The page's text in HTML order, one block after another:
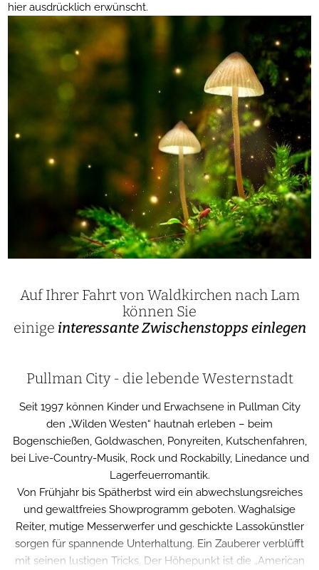
hier ausdrücklich erwünscht.
Auf Ihrer Fahrt von Waldkirchen nach Lam
können Sie
einige interessante Zwischenstopps einlegen
Pullman City - die lebende Westernstadt
Seit 1997 können Kinder und Erwachsene in Pullman City
den „Wilden Westen“ hautnah erleben – beim
Bogenschießen, Goldwaschen, Ponyreiten, Kutschenfahren,
bei Live-Country-Musik, Rock und Rockabilly, Linedance und
Lagerfeuerromantik.
Von Frühjahr bis Spätherbst wird ein abwechslungsreiches
und gewaltfreies Showprogramm geboten. Waghalsige
Reiter, mutige Messerwerfer und geschickte Lassokünstler
sorgen für spannende Unterhaltung. Ein Zauberer verblüfft
mit seinen lustigen Tricks. Der Höhepunkt ist die „American